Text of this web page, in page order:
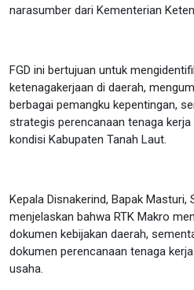
narasumber dari Kementerian
FGD ini bertujuan untuk
ketenagakerjaan di daerah,
berbagai pemangku kepentingan,
strategis perencanaan tenaga
kondisi Kabupaten Tanah Laut.
Kepala Disnakerind, Bapak Masturi,
menjelaskan bahwa RTK Makro
dokumen kebijakan daerah,
dokumen perencanaan tenaga
usaha.